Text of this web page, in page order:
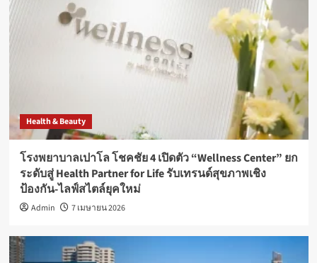
Health & Beauty
โรงพยาบาลเปาโล โชคชัย 4 เปิดตัว “Wellness Center” ยก
ระดับสู่ Health Partner for Life รับเทรนด์สุขภาพเชิง
ป้องกัน-ไลฟ์สไตล์ยุคใหม่
Admin 7 เมษายน 2026